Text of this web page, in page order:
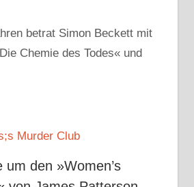
betrat Simon Beckett mit
Chemie des Todes« und
um den »Women’s